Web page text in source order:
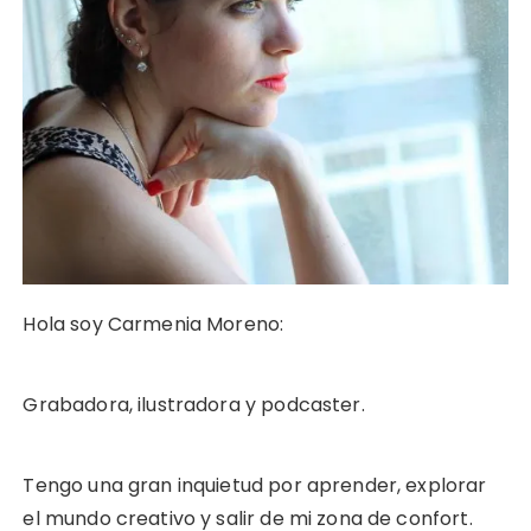
Hola soy Carmenia Moreno:
Grabadora, ilustradora y podcaster.
Tengo una gran inquietud por aprender, explorar
el mundo creativo y salir de mi zona de confort.